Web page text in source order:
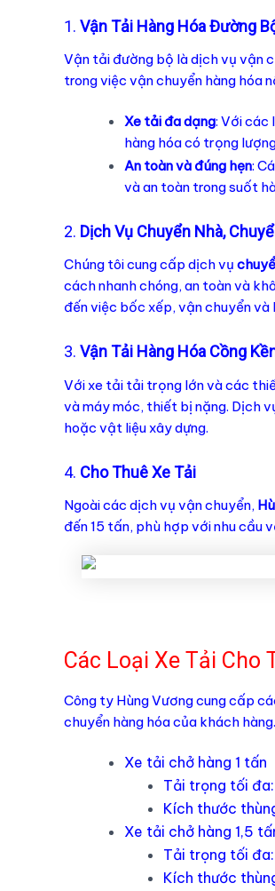
1. Vận Tải Hàng Hóa Đường
Vận tải đường bộ là dịch vụ vận
trong việc vận chuyển hàng hóa
Xe tải đa dạng: Với các
hàng hóa có trọng
An toàn và đúng hẹn:
và an toàn trong suốt
2. Dịch Vụ Chuyển Nhà,
Chúng tôi cung cấp dịch vụ
cách nhanh chóng, an toàn và
đến việc bốc xếp, vận chuyển
3. Vận Tải Hàng Hóa Cồng
Với xe tải tải trọng lớn và các
và máy móc, thiết bị nặng. Dịch
hoặc vật liệu xây dựng.
4. Cho Thuê Xe Tải
Ngoài các dịch vụ vận chuyển,
đến 15 tấn, phù hợp với nhu cầu
Các Loại Xe Tải Cho
Công ty Hùng Vương cung cấp
chuyển hàng hóa của khách hàng.
Xe tải chở hàng 1 tấn
Tải trọng tối
Kích thước
Xe tải chở hàng 1,5
Tải trọng tối
Kích thước